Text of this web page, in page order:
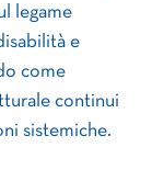
legame
e
come
continui
sistemiche.